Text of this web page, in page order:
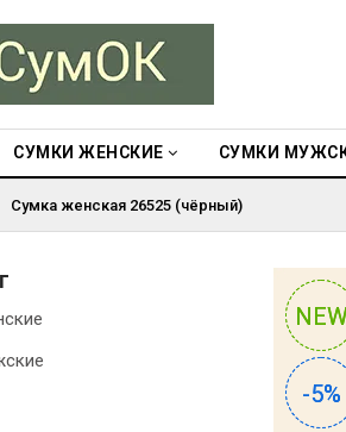
СУМКИ ЖЕНСКИЕ СУМКИ
Сумка женская 26525 (чёрный)
-5%
-5%